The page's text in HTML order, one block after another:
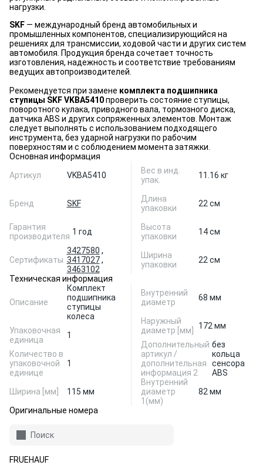
нагрузки.
SKF — международный бренд автомобильных и
промышленных компонентов, специализирующийся на
решениях для трансмиссии, ходовой части и других систем
автомобиля. Продукция бренда сочетает точность
изготовления, надежность и соответствие требованиям
ведущих автопроизводителей.
Рекомендуется при замене комплекта подшипника
ступицы SKF VKBA5410проверить состояние ступицы,
поворотного кулака, приводного вала, тормозного диска,
датчика ABS и других сопряженных элементов. Монтаж
следует выполнять с использованием подходящего
инструмента, без ударной нагрузки по рабочим
поверхностям и с соблюдением момента затяжки.
Основная информация
Артикул
VKBA5410
Бренд SKF
Гарантия
производителя 1 год
Сертификаты
3427580 ,
3417027,
3463102
Вес в инд.
упак.
11.16 кг
Длина
упаковки
22 см
Высота
упаковки
14 см
Ширина
упаковки
22 см
Техническая информация
Описание
Комплект
подшипника
ступицы
колеса
Упаковочная
единица
1
Количество в
упаковочной
единице
1
Ширина [мм] 115 мм
Внутренний
диаметр
68 мм
Наружный
диаметр [мм]
172 мм
Дополнительный
артикул /
дополнительная
информация 2
без
кольца
сенсора
ABS
Внутренний
диаметр
1(мм)
82 мм
Оригинальные номера
Поиск
FRUEHAUF